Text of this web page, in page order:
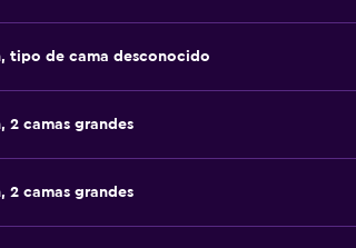
tipo de cama desconocido
2 camas grandes
2 camas grandes